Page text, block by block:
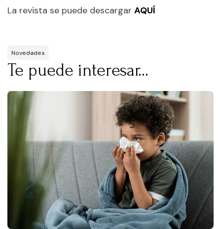
La revista se puede descargar AQUÍ
Novedades
Te puede interesar...